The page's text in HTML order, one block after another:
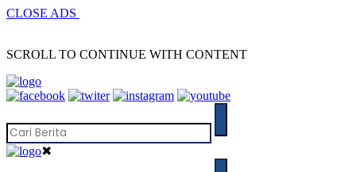
CLOSE ADS
SCROLL TO CONTINUE WITH CONTENT
✖